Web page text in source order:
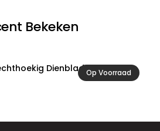
Bekeken
Op Voorraad
Dienblad Groot